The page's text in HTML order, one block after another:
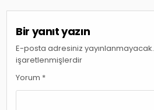
Bir yanıt yazın
E-posta adresiniz yayınlanmayacak.
işaretlenmişlerdir
Yorum *